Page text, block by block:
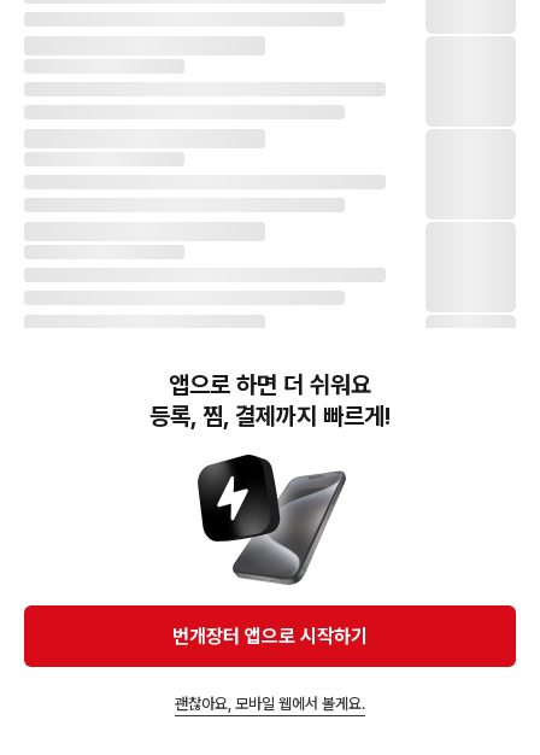
즐겨찾고 알림받기
번개장터(주) 사업자정보, 이용약관 및 기타 법적고지
번개장터㈜는 통신판매중개자이며, 통신판매의 당사자가 아닙니다. 전자상거래 등에서의
소비자보호에 관한 법률 등 관련 법령 및 번개장터㈜의 약관에 따라 상품, 상품정보, 거래에 관한 책임은
개별 판매자에게 귀속하고, 번개장터㈜는 원칙적으로 회원간 거래에 대하여 책임을 지지 않습니다.
다만, 번개장터㈜가 직접 판매하는 상품에 대한 책임은 번개장터㈜에게 귀속합니다.
APP 다운로드
앱으로 하면 더 쉬워요
등록, 찜, 결제까지 빠르게!
번개장터 앱으로 시작하기
괜찮아요, 모바일 웹에서 볼게요.